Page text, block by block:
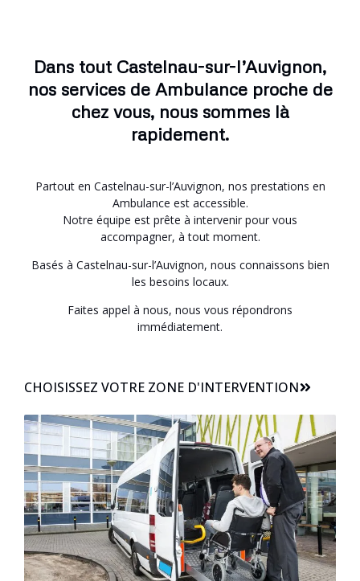
Dans tout Castelnau-sur-l’Auvignon,
nos services de Ambulance proche de
chez vous, nous sommes là
rapidement.
Partout en Castelnau-sur-l’Auvignon, nos prestations en
Ambulance est accessible.
Notre équipe est prête à intervenir pour vous
accompagner, à tout moment.
Basés à Castelnau-sur-l’Auvignon, nous connaissons bien
les besoins locaux.
Faites appel à nous, nous vous répondrons
immédiatement.
CHOISISSEZ VOTRE ZONE D'INTERVENTION